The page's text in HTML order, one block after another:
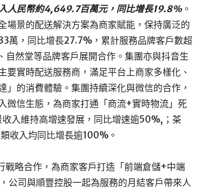
人民幣約4,649.7百萬元，同比增長19.8%。
場景的配送解決方案為商家賦能，保持廣泛的
萬，同比增長27.7%，累計服務品牌客戶數超
然堂等品牌客戶展開合作。集團亦與抖音生
實時配送服務商，滿足平台上商家多樣化、
的消費體驗。集團持續深化與微信的合作，
微信生態，為商家打通「商流+實時物流」死
入維持高增速發展，同比增速逾50%,；茶
收入均同比增長逾100%。
略合作，為商家客戶打造「前端倉儲+中端
公司與順豐控股一起為服務的月結客戶帶來人